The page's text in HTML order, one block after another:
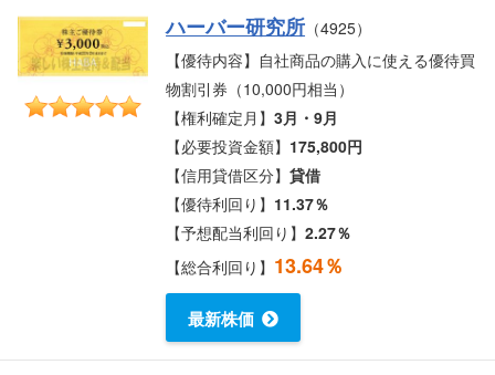
ハーバー研究所 （4925）
【優待内容】自社商品の購入に使える優待買
物割引券（10,000円相当）
【権利確定月】3月・9月
【必要投資金額】 175,800円
【信用貸借区分】貸借
【優待利回り】 11.37％
【予想配当利回り】2.27％
【総合利回り】 13.64％
最新株価